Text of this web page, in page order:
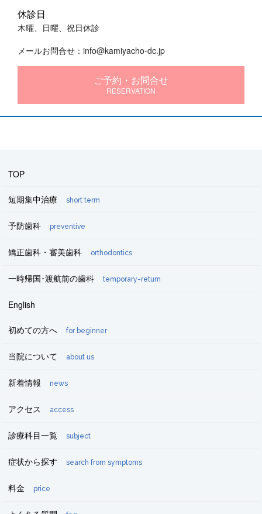
休診日
木曜、日曜、祝日休診
メールお問合せ：info@kamiyacho-dc.jp
ご予約・お問合せ
RESERVATION
TOP
短期集中治療 short term
予防歯科 preventive
矯正歯科・審美歯科 orthodontics
一時帰国･渡航前の歯科 temporary-return
English
初めての方へ for beginner
当院について about us
新着情報 news
アクセス access
診療科目一覧 subject
症状から探す search from symptoms
料金 price